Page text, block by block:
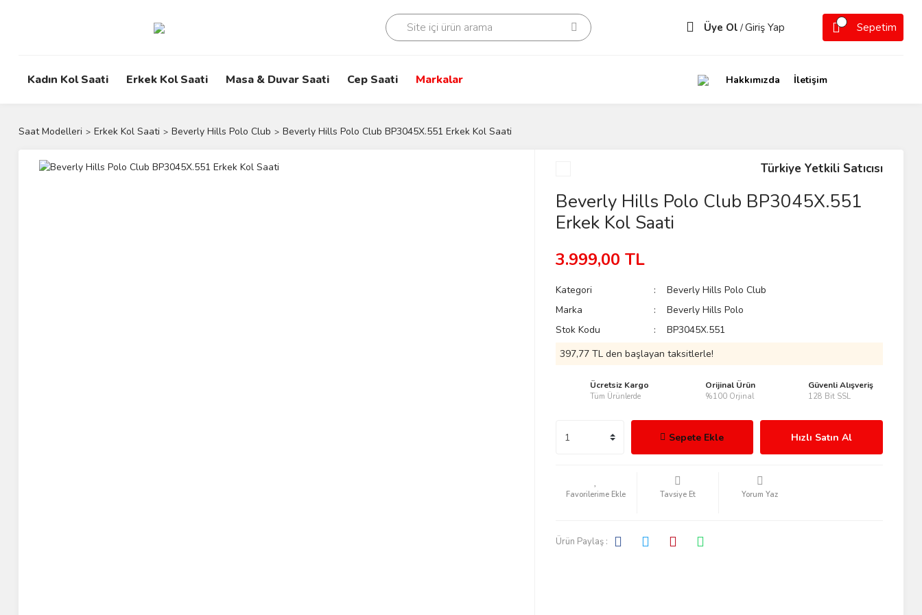
Üye Ol /Giriş Yap Sepetim
Kadın Kol Saati Erkek Kol Saati Masa & Duvar Saati Cep Saati Markalar Hakkımızda İletişim
Saat Modelleri Erkek Kol Saati Beverly Hills Polo Club Beverly Hills Polo Club BP3045X.551 Erkek Kol Saati
Türkiye Yetkili Satıcısı
Beverly Hills Polo Club BP3045X.551
Erkek Kol Saati
3.999,00 TL
Kategori
Beverly Hills Polo Club
Marka
Beverly Hills Polo
Stok Kodu
BP3045X.551
397,77 TL den başlayan taksitlerle!
Ücretsiz Kargo
Tüm Ürünlerde
Orijinal Ürün
%100 Orjinal
Güvenli Alışveriş
128 Bit SSL
Sepete Ekle Hızlı Satın Al
Tavsiye Et Yorum Yaz
Ürün Paylaş :